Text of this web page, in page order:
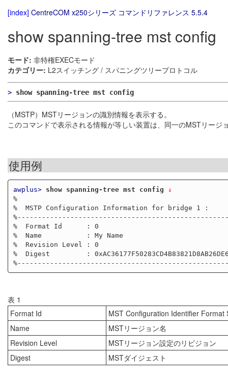
[index] CentreCOM x250シリーズ コマンドリファレンス 5.5.4
show spanning-tree mst config
モード: 非特権EXECモード
カテゴリー: L2スイッチング / スパニングツリープロトコル
> show spanning-tree mst config
（MSTP）MSTリージョンの識別情報を表示する。
このコマンドで表示される情報が等しい装置は、同一のMSTリージ
使用例
awplus> show spanning-tree mst config ↓
%
%  MSTP Configuration Information for bridge 1 :
%  Format Id      : 0
%  Name           : My Name
%  Revision Level : 0
%  Digest         :
表 1
Format Id
MST Configuration Identifier Format
Name
MSTリージョン名
Revision Level
MSTリージョン設定のリビジョン
Digest
MSTダイジェスト